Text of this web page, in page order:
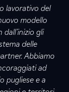
lavorativo del
modello
gli
delle
Abbiamo
ad
pugliese e a